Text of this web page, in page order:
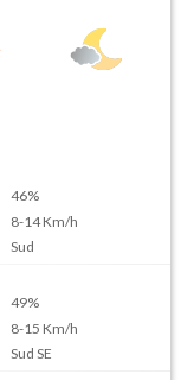
46%
8-14Km/h
Sud
49%
8-15 Km/h
Sud SE